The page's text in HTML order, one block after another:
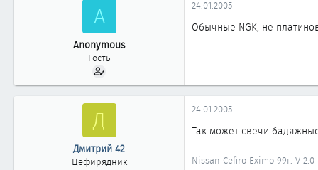
Нижневартовск
A
Anonymous
Гость
24.01.2005
Обычные NGK, не
Д
Дмитрий 42
Цефирядник
24.01.2005
Так может свечи бадяжные
Nissan Cefiro Eximo 99г. V 2.0